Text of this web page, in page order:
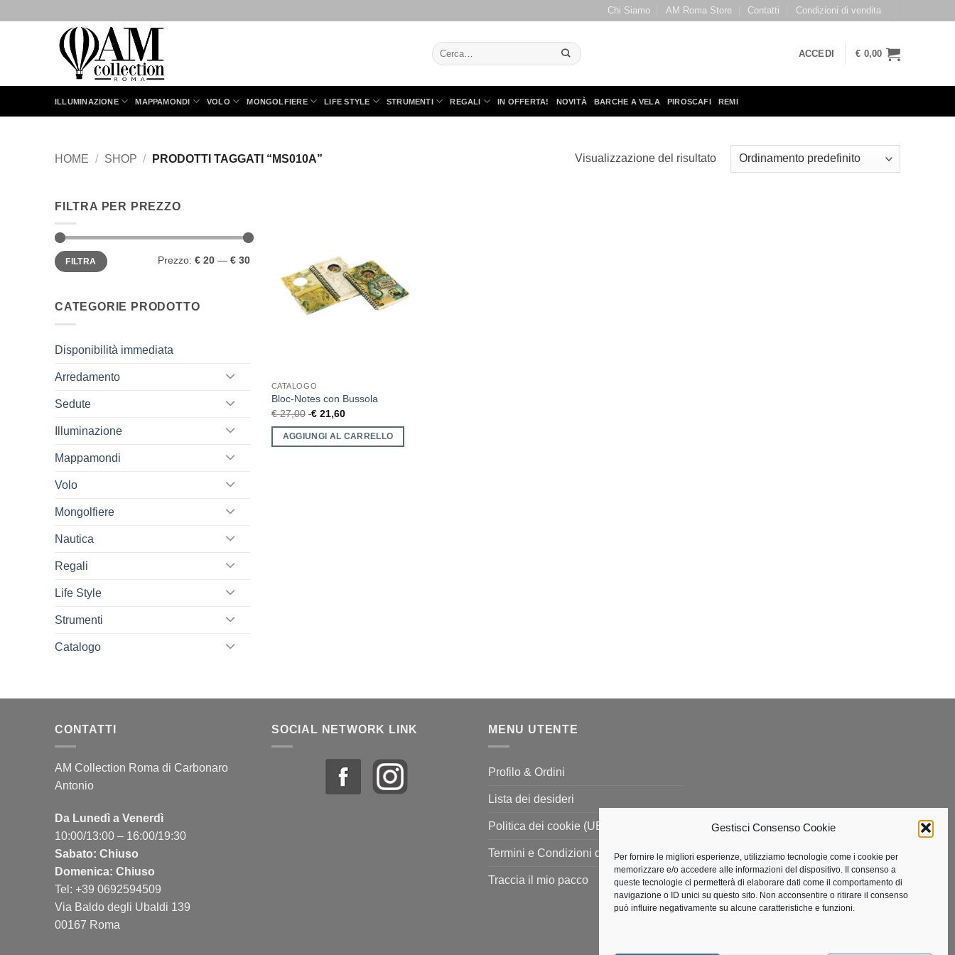
Gestisci Consenso Cookie
Per fornire le migliori esperienze, utilizziamo tecnologie come i cookie per
memorizzare e/o accedere alle informazioni del dispositivo. Il consenso a
queste tecnologie ci permetterà di elaborare dati come il comportamento di
navigazione o ID unici su questo sito. Non acconsentire o ritirare il consenso
può influire negativamente su alcune caratteristiche e funzioni.
Chi Siamo AM Roma Store Contatti Condizioni di vendita
Cerca:
ACCEDI € 0,00
ILLUMINAZIONE MAPPAMONDI VOLO MONGOLFIERE LIFE STYLE STRUMENTI REGALI IN OFFERTA! NOVITÀ BARCHE A VELA PIROSCAFI REMI
HOME / SHOP / PRODOTTI TAGGATI “MS010A” Visualizzazione del risultato
FILTRA PER PREZZO
Prezzo
Min
Prezzo
MaxFILTRA Prezzo: € 20 — € 30
CATEGORIE PRODOTTO
Disponibilità immediata
Arredamento
Sedute
Illuminazione
Mappamondi
Volo
Mongolfiere
Nautica
Regali
Life Style
Strumenti
Catalogo
CATALOGO
Bloc-Notes con Bussola
€27,00 € 21,60
AGGIUNGI AL CARRELLO
CONTATTI
AM Collection Roma di Carbonaro
Antonio
Da Lunedì a Venerdì
10:00/13:00 – 16:00/19:30
Sabato: Chiuso
Domenica: Chiuso
Tel: +39 0692594509
Via Baldo degli Ubaldi 139
00167 Roma
SOCIAL NETWORK LINK MENU UTENTE
Profilo & Ordini
Lista dei desideri
Politica dei cookie (UE)
Termini e Condizioni di vendita
Traccia il mio pacco